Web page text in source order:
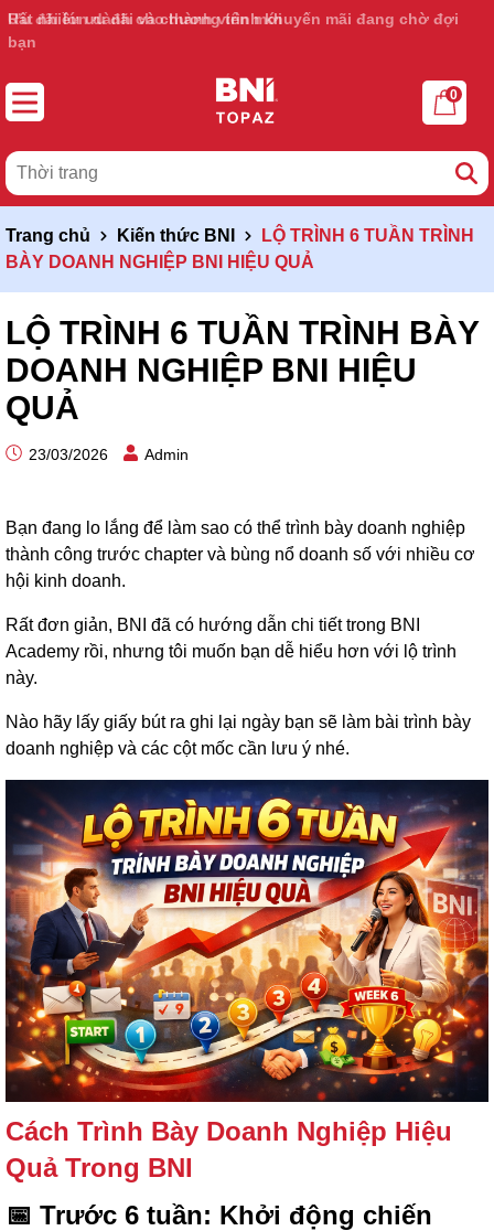
Ưu đãi lớn dành cho thành viên mới
0
Trang chủ Kiến thức BNI
LỘ TRÌNH 6 TUẦN TRÌNH
BÀY DOANH NGHIỆP BNI HIỆU QUẢ
LỘ TRÌNH 6 TUẦN TRÌNH BÀY
DOANH NGHIỆP BNI HIỆU
QUẢ
23/03/2026 Admin
Bạn đang lo lắng để làm sao có thể trình bày doanh nghiệp
thành công trước chapter và bùng nổ doanh số với nhiều cơ
hội kinh doanh.
Rất đơn giản, BNI đã có hướng dẫn chi tiết trong BNI
Academy rồi, nhưng tôi muốn bạn dễ hiểu hơn với lộ trình
này.
Nào hãy lấy giấy bút ra ghi lại ngày bạn sẽ làm bài trình bày
doanh nghiệp và các cột mốc cần lưu ý nhé.
Cách Trình Bày Doanh Nghiệp Hiệu
Quả Trong BNI
📅 Trước 6 tuần: Khởi động chiến